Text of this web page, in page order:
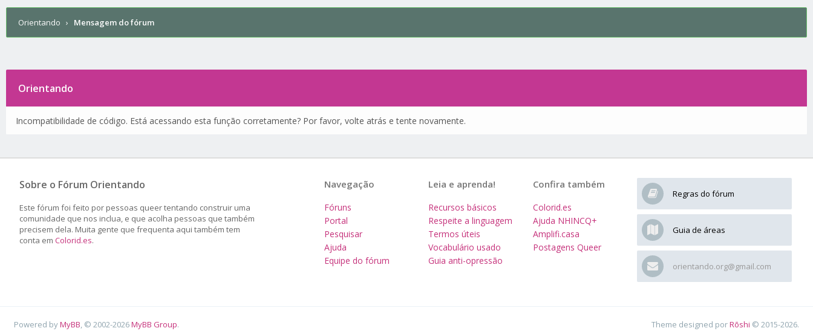
Orientando › Mensagem do fórum
Orientando
Incompatibilidade de código. Está acessando esta função corretamente? Por favor, volte atrás e tente novamente.
Sobre o Fórum Orientando
Este fórum foi feito por pessoas queer tentando construir uma
comunidade que nos inclua, e que acolha pessoas que também
precisem dela. Muita gente que frequenta aqui também tem
conta em Colorid.es.
Regras do fórum
Guia de áreas
orientando.org@gmail.com
Confira também
Colorid.es
Ajuda NHINCQ+
Amplifi.casa
Postagens Queer
Leia e aprenda!
Recursos básicos
Respeite a linguagem
Termos úteis
Vocabulário usado
Guia anti-opressão
Navegação
Fóruns
Portal
Pesquisar
Ajuda
Equipe do fórum
Powered byMyBB , © 2002-2026MyBB Group. Theme designed porRōshi © 2015-2026.